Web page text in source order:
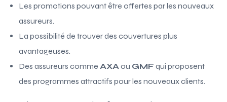
Les promotions pouvant être offertes par les nouveaux
assureurs.
La possibilité de trouver des couvertures plus
avantageuses.
Des assureurs comme AXA ou GMF qui proposent
des programmes attractifs pour les nouveaux clients.